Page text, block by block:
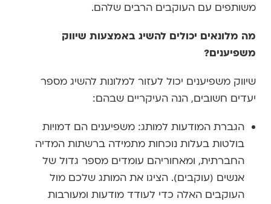
משותפים עם העוקבים הרבים שלהם.
מה מלונאים יכולים להשיג באמצעות שיווק
משפיענים?
שיווק משפיענים יכול לעזור למלונות להשיג מספר
יעדים חשובים, הנה העיקריים שבהם:
הגברת המודעות למותג: משפיענים הם דמויות
בולטות בעלות נוכחות מתמידה ברשתות המדיה
החברתית, ומאחוריהם עומדים מספר גדול של
אנשים (עוקבים). הציגו את המותג שלכם מול
העוקבים האלה כדי לעודד מודעות ומעורבות